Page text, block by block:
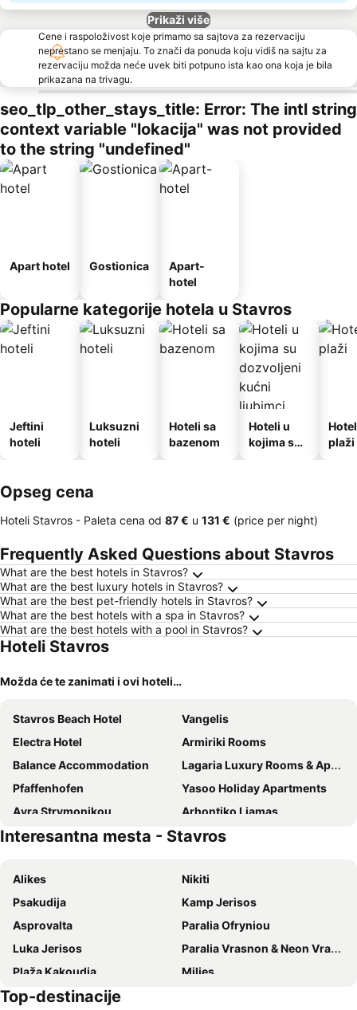
Prikaži više
Cene i raspoloživost koje primamo sa sajtova za rezervaciju
neprestano se menjaju. To znači da ponuda koju vidiš na sajtu za
rezervaciju možda neće uvek biti potpuno ista kao ona koja je bila
prikazana na trivagu.
seo_tlp_other_stays_title: Error: The intl string
context variable "lokacija" was not provided
to the string "undefined"
Apart hotel Gostionica
Apart-
hotel
Popularne kategorije hotela u Stavros
Jeftini
hoteli
Luksuzni
hoteli
Hoteli sa
bazenom
Hoteli u
kojima su
plaži
Opseg cena
Hoteli Stavros - Paleta cena od ‎87 € u ‎131 € (price per night)
Frequently Asked Questions about Stavros
What are the best hotels in Stavros?
What are the best luxury hotels in Stavros?
What are the best pet-friendly hotels in Stavros?
What are the best hotels with a spa in Stavros?
What are the best hotels with a pool in Stavros?
Hoteli Stavros
Možda će te zanimati i ovi hoteli…
Stavros Beach Hotel
Vangelis
Electra Hotel
Armiriki Rooms
Balance Accommodation
Lagaria Luxury Rooms & Apartments
Pfaffenhofen
Yasoo Holiday Apartments
Αvra Strymonikou
Arhontiko Liamas
Saint George Hotel
Rihios Hotel
Villa Riviera
Albatros Suites
Hotel Athina
Blueleaf
Sea Legends
KyMa Studios and Suites
Lotos Apartments
Makedos Sea View
Hotel Strimoniko
Avaton Luxury Resort
Villa Amalia Sun Beach
Interesantna mesta - Stavros
Alikes
Nikiti
Psakudija
Kamp Jerisos
Asprovalta
Paralia Ofryniou
Luka Jerisos
Paralia Vrasnon & Neon Vrasnon
Plaža Kakoudia
Milies
Plaža Platanija
Top-destinacije